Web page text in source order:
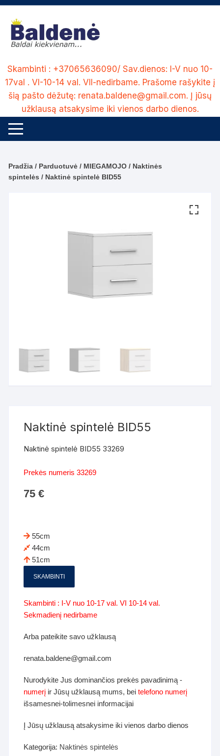
Skip
content
Skambinti : +37065636090/ Sav.dienos: I-V nuo 10-
17val . VI-10-14 val. VII-nedirbame. Prašome rašykite į
šią pašto dėžutę: renata.baldene@gmail.com. Į jūsų
užklausą atsakysime iki vienos darbo dienos.
Pradžia / Parduotuvė / MIEGAMOJO / Naktinės
spintelės / Naktinė spintelė BID55
Naktinė spintelė BID55
Naktinė spintelė BID55 33269
Prekės numeris 33269
75€
55cm
44cm
51cm
SKAMBINTI
Skambinti : I-V nuo 10-17 val. VI 10-14 val.
Sekmadienį nedirbame
Arba pateikite savo užklausą
renata.baldene@gmail.com
Nurodykite Jus dominančios prekės pavadinimą -
numerį ir Jūsų užklausą mums, beitelefono numerį
išsamesnei-tolimesnei informacijai
Į Jūsų užklausą atsakysime iki vienos darbo dienos
Kategorija: Naktinės spintelės